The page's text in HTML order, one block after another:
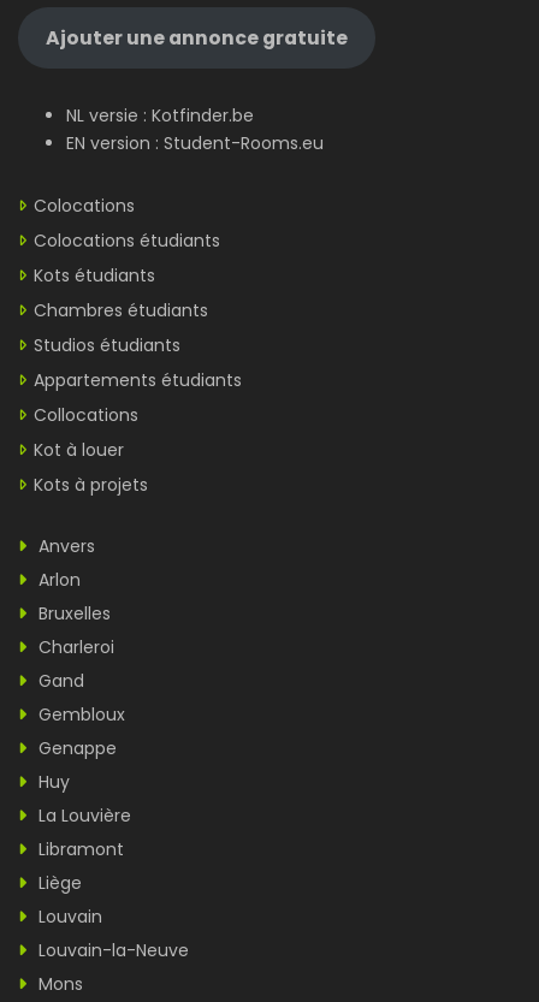
Ajouter une annonce gratuite
NL versie : Kotfinder.be
EN version : Student-Rooms.eu
Colocations
Colocations étudiants
Kots étudiants
Chambres étudiants
Studios étudiants
Appartements étudiants
Collocations
Kot à louer
Kots à projets
Anvers
Arlon
Bruxelles
Charleroi
Gand
Gembloux
Genappe
Huy
La Louvière
Libramont
Liège
Louvain
Louvain-la-Neuve
Mons